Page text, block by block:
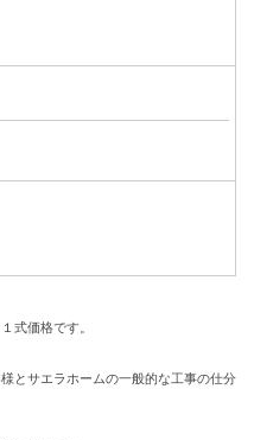
式価格です。
とサエラホームの一般的な工事の仕分